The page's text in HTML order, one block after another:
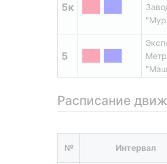
5к
5
Расписание
№ Интервал